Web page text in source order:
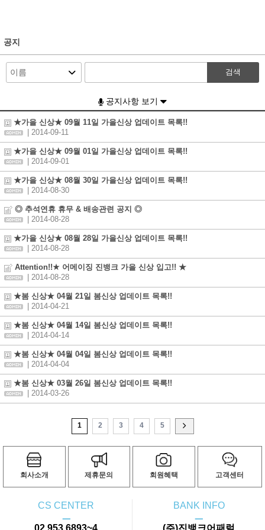
공지
검색
공지사항 보기
★가을 신상★ 09월 11일 가을신상 업데이트 목록!!
| 2014-09-11
★가을 신상★ 09월 01일 가을신상 업데이트 목록!!
| 2014-09-01
★가을 신상★ 08월 30일 가을신상 업데이트 목록!!
| 2014-08-30
◎ 추석연휴 휴무 & 배송관련 공지 ◎
| 2014-08-28
★가을 신상★ 08월 28일 가을신상 업데이트 목록!!
| 2014-08-28
Attention!!★ 어메이징 진뱅크 가을 신상 입고!! ★
| 2014-08-28
★봄 신상★ 04월 21일 봄신상 업데이트 목록!!
| 2014-04-21
★봄 신상★ 04월 14일 봄신상 업데이트 목록!!
| 2014-04-14
★봄 신상★ 04월 04일 봄신상 업데이트 목록!!
| 2014-04-04
★봄 신상★ 03월 26일 봄신상 업데이트 목록!!
| 2014-03-26
1 2 3 4 5
회사소개 제휴문의 회원혜택 고객센터
CS CENTER
ㅡ
02.953.6893~4
BANK INFO
ㅡ
(주)진뱅크어패럴